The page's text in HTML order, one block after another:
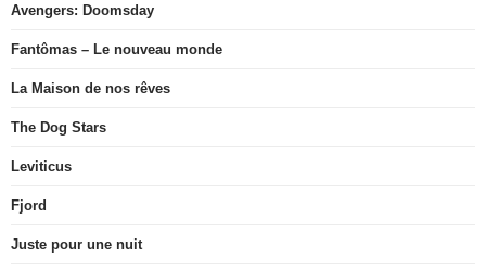
Avengers: Doomsday
Fantômas – Le nouveau monde
La Maison de nos rêves
The Dog Stars
Leviticus
Fjord
Juste pour une nuit